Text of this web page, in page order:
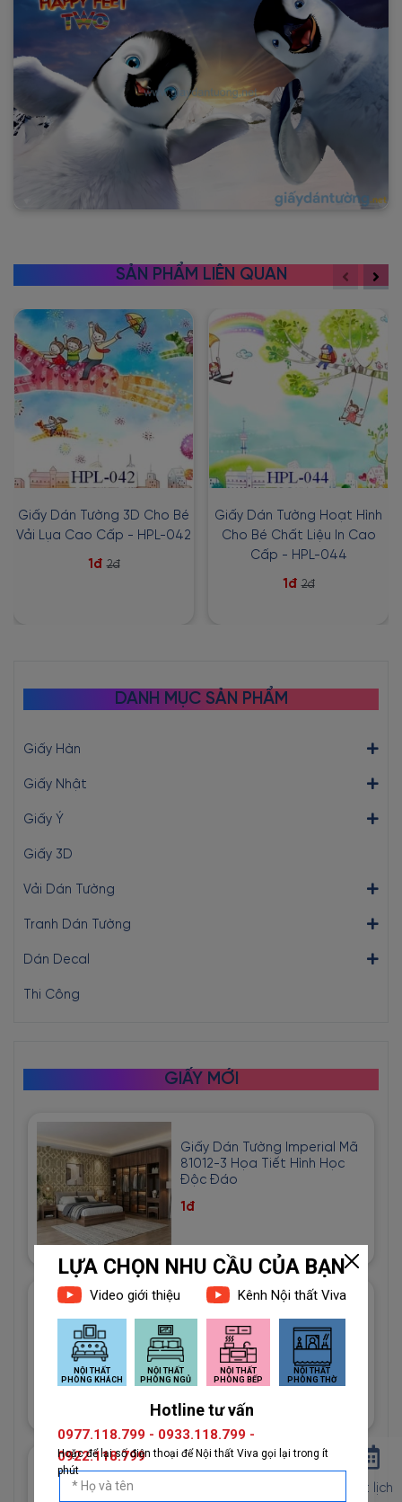
SẢN PHẨM LIÊN QUAN
Giấy Dán Tường 3D Cho Bé
Vải Lụa Cao Cấp - HPL-042
1đ 2đ
Giấy Dán Tường Hoạt Hình
Cho Bé Chất Liệu In Cao
Cấp - HPL-044
1đ 2đ
DANH MỤC SẢN PHẨM
Giấy Hàn
Giấy Nhật
Giấy Ý
Giấy 3D
Vải Dán Tường
Tranh Dán Tường
Dán Decal
Thi Công
GIẤY MỚI
Giấy Dán Tường Imperial Mã
81012-3 Họa Tiết Hình Học
Độc Đáo
1đ
81013-2 Vân Vải Dệt Màu
Trắng
1đ
Đặt lịch